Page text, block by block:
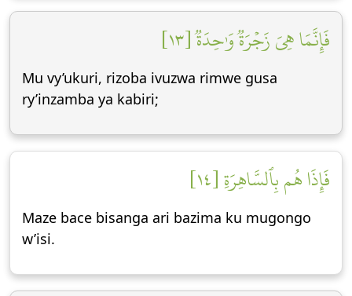
فَإِنَّمَا هِيَ زَجۡرَةٞ وَٰحِدَةٞ [١٣]
Mu vy’ukuri, rizoba ivuzwa rimwe gusa
ry’inzamba ya kabiri;
فَإِذَا هُم بِٱلسَّاهِرَةِ [١٤]
Maze bace bisanga ari bazima ku mugongo
w’isi.